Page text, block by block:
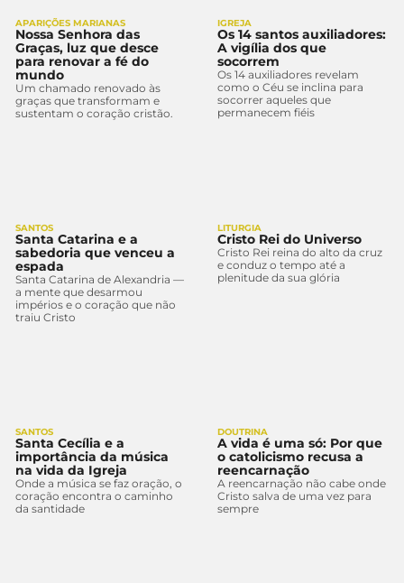
APARIÇÕES MARIANAS
Nossa Senhora das
Graças, luz que desce
para renovar a fé do
mundo
Um chamado renovado às
graças que transformam e
sustentam o coração cristão.
IGREJA
Os 14 santos auxiliadores:
A vigília dos que
socorrem
Os 14 auxiliadores revelam
como o Céu se inclina para
socorrer aqueles que
permanecem fiéis
SANTOS
Santa Catarina e a
sabedoria que venceu a
espada
Santa Catarina de Alexandria —
a mente que desarmou
impérios e o coração que não
traiu Cristo
LITURGIA
Cristo Rei do Universo
Cristo Rei reina do alto da cruz
e conduz o tempo até a
plenitude da sua glória
SANTOS
Santa Cecília e a
importância da música
na vida da Igreja
Onde a música se faz oração, o
coração encontra o caminho
da santidade
DOUTRINA
A vida é uma só: Por que
o catolicismo recusa a
reencarnação
A reencarnação não cabe onde
Cristo salva de uma vez para
sempre